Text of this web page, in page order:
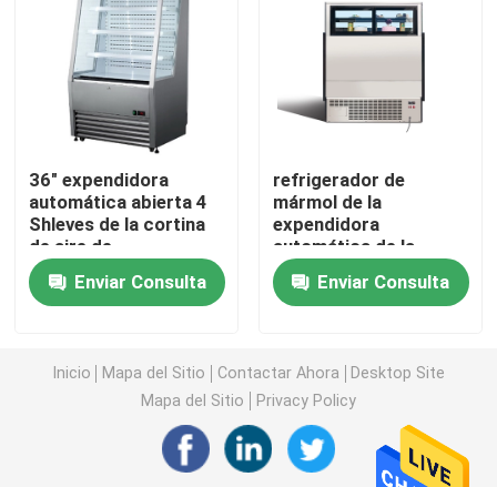
congelador de la exhibición del helado
Alcance en refrigerador
debajo del congelador de refrigerador contrario
Tabla refrigerada de la preparación
refrigerador de la exhibición de la carne
Fabricante de hielo comercial
36" expendidora
automática abierta 4
Shleves de la cortina
de aire de
Undercounter
Enviar Consulta
refrigerador de
mármol de la
expendidora
automática de la
cortina de aire abierto
de la vertical del negro
530L
Enviar Consulta
Inicio Mapa del Sitio Contactar Ahora
Desktop Site
Mapa del Sitio
Privacy Policy